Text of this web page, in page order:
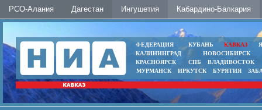
РСО-Алания Дагестан Ингушетия Кабардино-Балкария
ФЕДЕРАЦИЯ КУБАНЬ КАВКАЗ
КАЛИНИНГРАД
НОВОСИБИРСК
КРАСНОЯРСК
СПБ
ВЛАДИВОСТОК
МУРМАНСК
ИРКУТСК БУРЯТИЯ